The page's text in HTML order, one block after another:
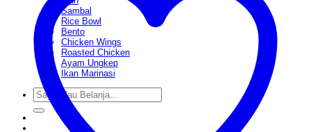
Sambal
Rice Bowl
Bento
Chicken Wings
Roasted Chicken
Ayam Ungkep
Ikan Marinasi
Pencarian
untuk: